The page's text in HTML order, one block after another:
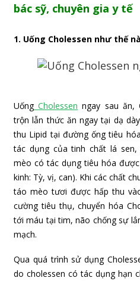
bác sỹ, chuyên gia y tế
1. Uống Cholessen như thế
Uống
UốngCholessen ngay sau ăn,
trộn lẫn thức ăn ngay tại dạ
thu Lipid tại đường ống tiêu
tác dụng của tinh chất lá
mèo có tác dụng tiêu hóa
kinh: Tỳ, vị, can). Khi các chất
táo mèo tươi được hấp thu
cường tiêu thụ, chuyển hóa
tới máu tại tim, não chống sự
mạch.
Qua quá trình sử dụng
do cholessen có tác dụng hạn